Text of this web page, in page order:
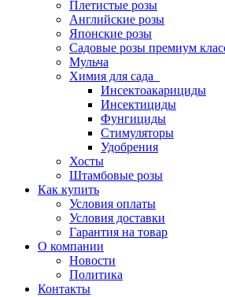
Плетистые розы
Английские розы
Японские розы
Садовые розы премиум
Мульча
Химия для сада
Инсектоакарициды
Инсектициды
Фунгициды
Стимуляторы
Удобрения
Хосты
Штамбовые розы
Как купить
Условия оплаты
Условия доставки
Гарантия на товар
О компании
Новости
Политика
Контакты